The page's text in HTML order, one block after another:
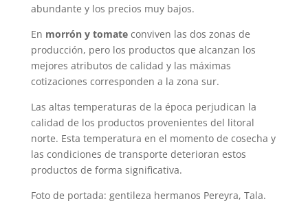
abundante y los precios muy bajos.
En morrón y tomateconviven las dos zonas de
producción, pero los productos que alcanzan los
mejores atributos de calidad y las máximas
cotizaciones corresponden a la zona sur.
Las altas temperaturas de la época perjudican la
calidad de los productos provenientes del litoral
norte. Esta temperatura en el momento de cosecha y
las condiciones de transporte deterioran estos
productos de forma significativa.
Foto de portada: gentileza hermanos Pereyra, Tala.